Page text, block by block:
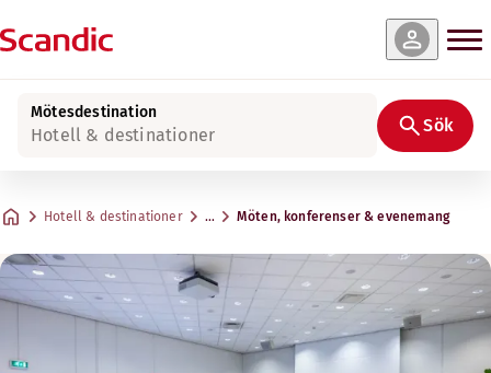
Mötesdestination
Hotell & destinationer Sök
Hotell & destinationer … Möten, konferenser & evenemang